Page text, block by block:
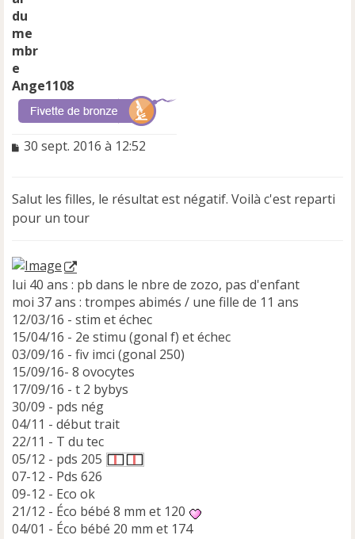
Ange1108
M
a
g
o
n
l
u
30 sept. 2016 à 12:52
Salut les filles, le résultat est négatif. Voilà c'est reparti
pour un tour
lui 40 ans : pb dans le nbre de zozo, pas d'enfant
moi 37 ans : trompes abimés / une fille de 11 ans
12/03/16 - stim et échec
15/04/16 - 2e stimu (gonal f) et échec
03/09/16 - fiv imci (gonal 250)
15/09/16- 8 ovocytes
17/09/16 - t 2 bybys
30/09 - pds nég
04/11 - début trait
22/11 - T du tec
05/12 - pds 205
07-12 - Pds 626
09-12 - Eco ok
21/12 - Éco bébé 8 mm et 120
04/01 - Éco bébé 20 mm et 174